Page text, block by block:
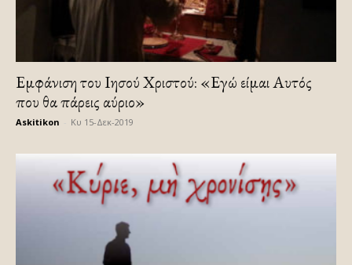
Εμφάνιση του Ιησού Χριστού: «Εγώ είμαι Αυτός
που θα πάρεις αύριο»
Askitikon Κυ 15-Δεκ-2019